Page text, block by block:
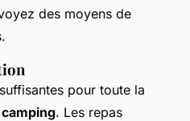
des moyens de
pour toute la
. Les repas